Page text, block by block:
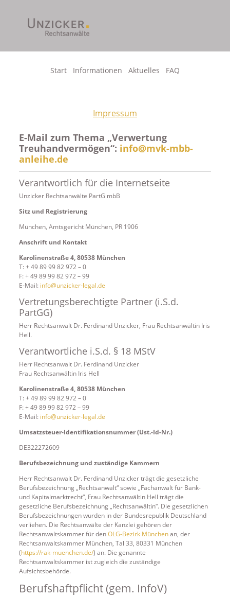
Start Informationen Aktuelles FAQ
Impressum
E-Mail zum Thema „Verwertung
Treuhandvermögen“: info@mvk-mbb-
anleihe.de
Verantwortlich für die Internetseite
Unzicker Rechtsanwälte PartG mbB
Sitz und Registrierung
München, Amtsgericht München, PR 1906
Anschrift und Kontakt
Karolinenstraße 4, 80538 München
T: + 49 89 99 82 972 – 0
F: + 49 89 99 82 972 – 99
E-Mail: info@unzicker-legal.de
Vertretungsberechtigte Partner (i.S.d.
PartGG)
Herr Rechtsanwalt Dr. Ferdinand Unzicker, Frau Rechtsanwältin Iris
Hell.
Verantwortliche i.S.d. § 18 MStV
Herr Rechtsanwalt Dr. Ferdinand Unzicker
Frau Rechtsanwältin Iris Hell
Karolinenstraße 4, 80538 München
T: + 49 89 99 82 972 – 0
F: + 49 89 99 82 972 – 99
E-Mail: info@unzicker-legal.de
Umsatzsteuer-Identifikationsnummer (Ust.-Id-Nr.)
DE322272609
Berufsbezeichnung und zuständige Kammern
Herr Rechtsanwalt Dr. Ferdinand Unzicker trägt die gesetzliche
Berufsbezeichnung „Rechtsanwalt“ sowie „Fachanwalt für Bank-
und Kapitalmarktrecht“, Frau Rechtsanwältin Hell trägt die
gesetzliche Berufsbezeichnung „Rechtsanwältin“. Die gesetzlichen
Berufsbezeichnungen wurden in der Bundesrepublik Deutschland
verliehen. Die Rechtsanwälte der Kanzlei gehören der
Rechtsanwaltskammer für denOLG-Bezirk Münchenan, der
Rechtsanwaltskammer München, Tal 33, 80331 München
(https://rak-muenchen.de/) an. Die genannte
Rechtsanwaltskammer ist zugleich die zuständige
Aufsichtsbehörde.
Berufshaftpflicht (gem. InfoV)